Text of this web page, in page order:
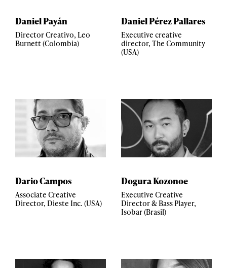
Daniel Payán
Director Creativo, Leo
Burnett (Colombia)
Daniel Pérez Pallares
Executive creative
director, The Community
(USA)
Dario Campos
Associate Creative
Director, Dieste Inc. (USA)
Dogura Kozonoe
Executive Creative
Director & Bass Player,
Isobar (Brasil)